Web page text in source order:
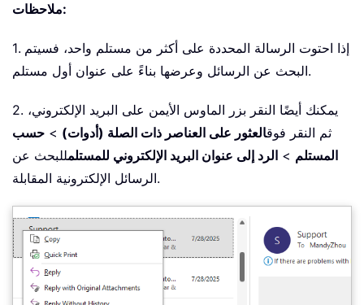
ملاحظات:
1. إذا احتوت الرسالة المحددة على أكثر من مستلم واحد، فسيتم
البحث عن الرسائل وعرضها بناءً على عنوان أول مستلم.
2. يمكنك أيضًا النقر بزر الماوس الأيمن على البريد الإلكتروني،
ثم النقر فوقالعثور على العناصر ذات الصلة (أدوات) > حسب
المستلم > الرد إلى عنوان البريد الإلكتروني للمستلمللبحث عن
الرسائل الإلكترونية المقابلة.